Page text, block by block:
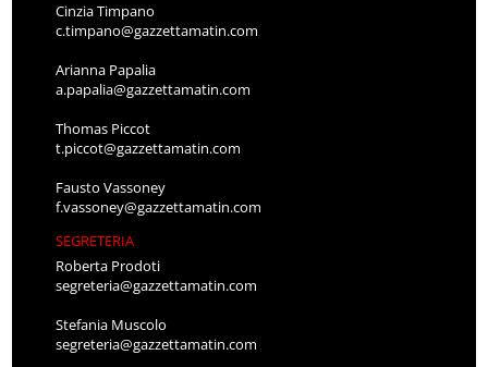
Cinzia Timpano
c.timpano@gazzettamatin.com
Arianna Papalia
a.papalia@gazzettamatin.com
Thomas Piccot
t.piccot@gazzettamatin.com
Fausto Vassoney
f.vassoney@gazzettamatin.com
SEGRETERIA
Roberta Prodoti
segreteria@gazzettamatin.com
Stefania Muscolo
segreteria@gazzettamatin.com